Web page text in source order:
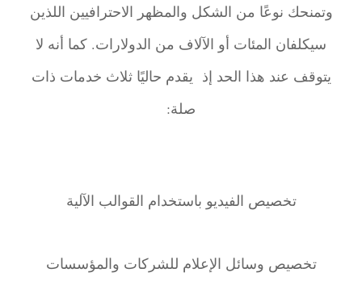
وتمنحك نوعًا من الشكل والمظهر الاحترافيين اللذين
سيكلفان المئات أو الآلاف من الدولارات. كما أنه لا
يتوقف عند هذا الحد إذ يقدم حاليًا ثلاث خدمات ذات
صلة:
تخصيص الفيديو باستخدام القوالب الآلية
تخصيص وسائل الإعلام للشركات والمؤسسات